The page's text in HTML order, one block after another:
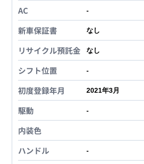
AC -
新車保証書 なし
リサイクル預託金 なし
シフト位置 -
初度登録年月 2021年3月
駆動 -
内装色
ハンドル
-